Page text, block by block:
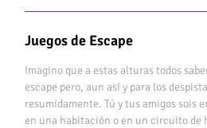
Juegos de Escape
Imagino que a estas alturas todos
escape pero, aun así y para los
resumidamente. Tú y tus amigos sois
en una habitación o en un circuito de